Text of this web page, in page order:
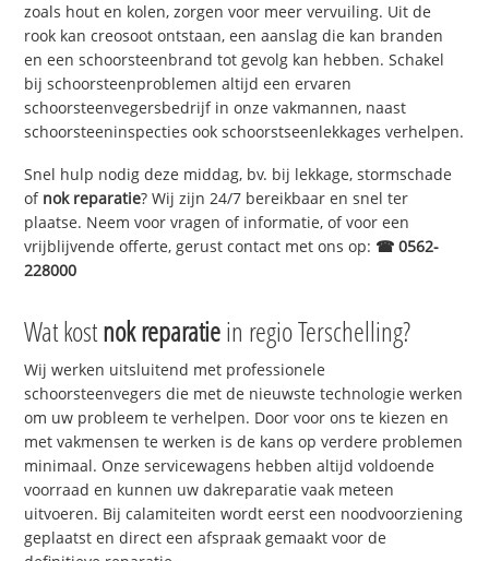
zoals hout en kolen, zorgen voor meer vervuiling. Uit de
rook kan creosoot ontstaan, een aanslag die kan branden
en een schoorsteenbrand tot gevolg kan hebben. Schakel
bij schoorsteenproblemen altijd een ervaren
schoorsteenvegersbedrijf in onze vakmannen, naast
schoorsteeninspecties ook schoorstseenlekkages verhelpen.
Snel hulp nodig deze middag, bv. bij lekkage, stormschade
of nok reparatie? Wij zijn 24/7 bereikbaar en snel ter
plaatse. Neem voor vragen of informatie, of voor een
vrijblijvende offerte, gerust contact met ons op: ☎ 0562-
228000
Wat kostnok reparatiein regio Terschelling?
Wij werken uitsluitend met professionele
schoorsteenvegers die met de nieuwste technologie werken
om uw probleem te verhelpen. Door voor ons te kiezen en
met vakmensen te werken is de kans op verdere problemen
minimaal. Onze servicewagens hebben altijd voldoende
voorraad en kunnen uw dakreparatie vaak meteen
uitvoeren. Bij calamiteiten wordt eerst een noodvoorziening
geplaatst en direct een afspraak gemaakt voor de